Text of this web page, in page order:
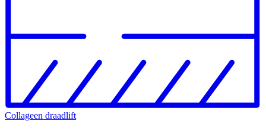
Collageen draadlift